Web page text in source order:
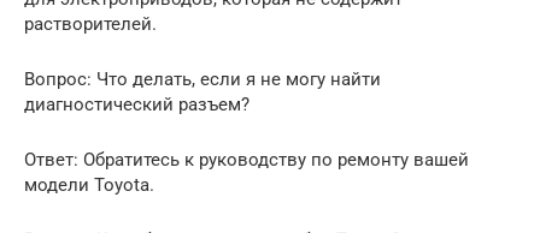
растворителей.
Вопрос: Что делать, если я не могу найти
диагностический разъем?
Ответ: Обратитесь к руководству по ремонту вашей
модели Toyota.